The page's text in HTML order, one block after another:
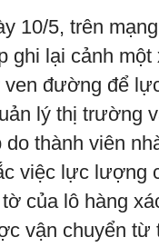
10/5, trên
ghi lại cảnh một
ven đường để
lý thị trường
do thành viên
việc lực lượng
của lô hàng
vận chuyển từ